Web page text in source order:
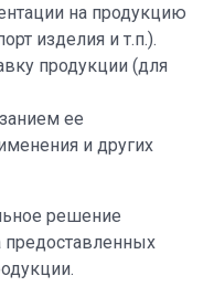
на продукцию
изделия и т.п.).
продукции (для
ее
и других
решение
предоставленных